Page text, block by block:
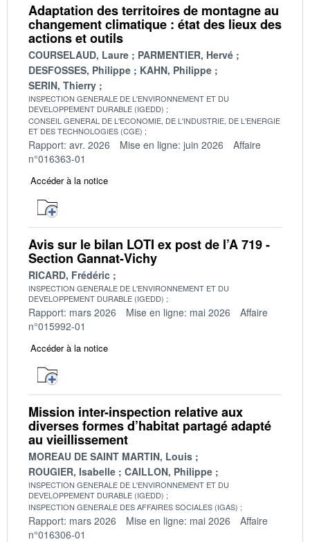
Adaptation des territoires de montagne au
changement climatique : état des lieux des
actions et outils
COURSELAUD, Laure
PARMENTIER, Hervé
DESFOSSES, Philippe
KAHN, Philippe
SERIN, Thierry
INSPECTION GENERALE DE L'ENVIRONNEMENT ET DU
DEVELOPPEMENT DURABLE (IGEDD)
CONSEIL GENERAL DE L'ECONOMIE, DE L'INDUSTRIE, DE L'ENERGIE
ET DES TECHNOLOGIES (CGE)
Rapport: avr. 2026 Mise en ligne: juin 2026
Affaire
n°016363-01
Accéder à la notice
Avis sur le bilan LOTI ex post de l’A 719 -
Section Gannat-Vichy
RICARD, Frédéric
INSPECTION GENERALE DE L'ENVIRONNEMENT ET DU
DEVELOPPEMENT DURABLE (IGEDD)
Rapport: mars 2026 Mise en ligne: mai 2026
Affaire
n°015992-01
Accéder à la notice
Mission inter-inspection relative aux
diverses formes d’habitat partagé adapté
au vieillissement
MOREAU DE SAINT MARTIN, Louis
ROUGIER, Isabelle
CAILLON, Philippe
INSPECTION GENERALE DE L'ENVIRONNEMENT ET DU
DEVELOPPEMENT DURABLE (IGEDD)
INSPECTION GENERALE DES AFFAIRES SOCIALES (IGAS)
Rapport: mars 2026 Mise en ligne: mai 2026
Affaire
n°016306-01